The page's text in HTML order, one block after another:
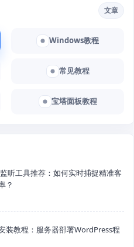
文章
Windows教程
常见教程
宝塔面板教程
听工具推荐：如何实时捕捉精准客
？
装教程：服务器部署WordPress程